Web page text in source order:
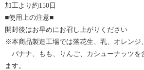
加工より約150日
■使用上の注意■
開封後はお早めにお召し上がりください
※本商品製造工場では落花生、乳、オレンジ
バナナ、もも、りんご、カシューナッツを
ます。